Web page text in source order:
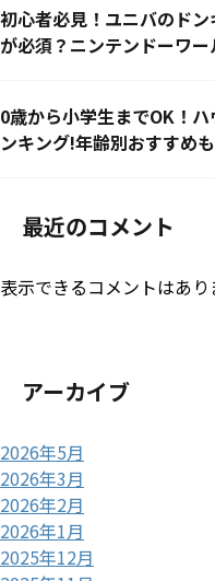
初心者必見！ユニバのド
が必須？ニンテンドーワ
0歳から小学生までOK！
ンキング!年齢別おすすめ
最近のコメント
表示できるコメントはあり
アーカイブ
2026年5月
2026年3月
2026年2月
2026年1月
2025年12月